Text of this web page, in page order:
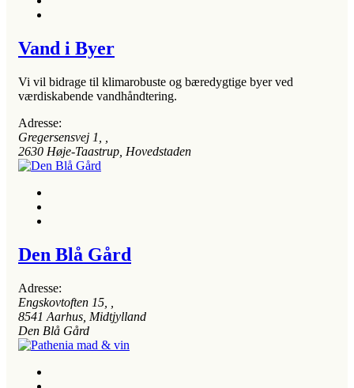
Vand i Byer
Vi vil bidrage til klimarobuste og bæredygtige byer ved
værdiskabende vandhåndtering.
Adresse:
Gregersensvej 1
2630 Høje-Taastrup, Hovedstaden
Den Blå Gård
Adresse:
Engskovtoften 15
8541 Aarhus, Midtjylland
Den Blå Gård